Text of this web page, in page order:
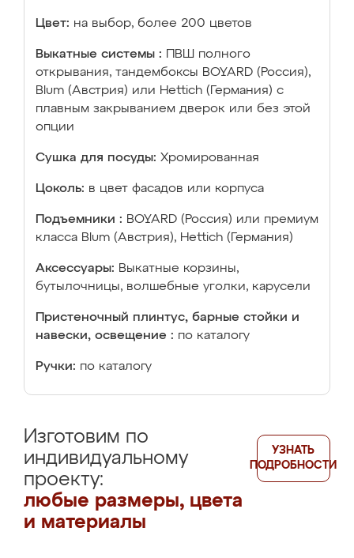
Цвет: на выбор, более 200 цветов
Выкатные системы :
ПВШ полного
открывания, тандембоксы BOYARD (Россия),
Blum (Австрия) или Hettich (Германия) с
плавным закрыванием дверок или без этой
опции
Сушка для посуды: Хромированная
Цоколь: в цвет фасадов или корпуса
Подъемники : BOYARD (Россия) или премиум
класса Blum (Австрия), Hettich (Германия)
Аксессуары: Выкатные корзины,
бутылочницы, волшебные уголки, карусели
Пристеночный плинтус, барные стойки и
навески, освещение : по каталогу
Ручки: по каталогу
Изготовим по
индивидуальному
проекту:
любые размеры, цвета
и материалы
УЗНАТЬ
ПОДРОБНОСТИ